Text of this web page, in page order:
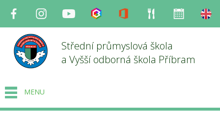
Facebook InstagramYoutube Bakaláři Office Strava
Střední průmyslová škola
a Vyšší odborná škola Příbram
MENU